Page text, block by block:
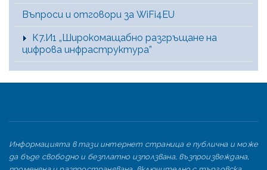
Въпроси и отговори за WiFi4EU
К7.И1 „Широкомащабно разгръщане на
цифрова инфраструктура”
Информацията в тази интернет страница е публична и може
да бъде свободно и безплатно използвана, възпроизвеждана,